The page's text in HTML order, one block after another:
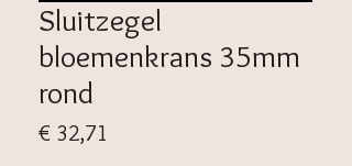
Sluitzegel
bloemenkrans 35mm
rond
€ 32,71